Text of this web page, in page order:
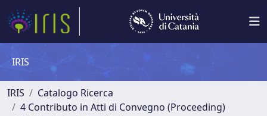
IRIS
IRIS
Catalogo Ricerca
4 Contributo in Atti di Convegno (Proceeding)